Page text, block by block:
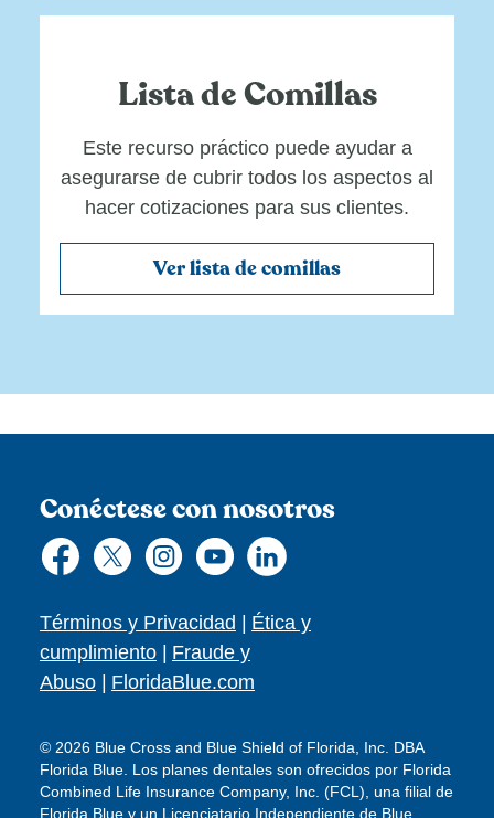
Lista de Comillas
Este recurso práctico puede ayudar a
asegurarse de cubrir todos los aspectos al
hacer cotizaciones para sus clientes.
Ver lista de comillas
Conéctese con nosotros
Términos y Privacidad | Ética y
cumplimiento | Fraude y
Abuso | FloridaBlue.com
© 2026 Blue Cross and Blue Shield of Florida, Inc. DBA
Florida Blue. Los planes dentales son ofrecidos por Florida
Combined Life Insurance Company, Inc. (FCL), una filial de
Florida Blue y un Licenciatario Independiente de Blue